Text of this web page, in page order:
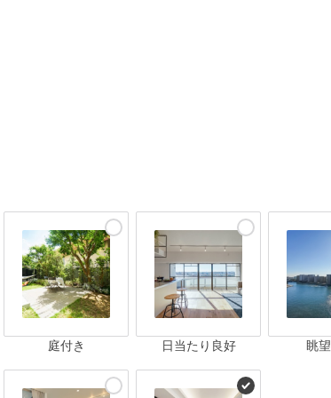
庭付き 日当たり良好 眺